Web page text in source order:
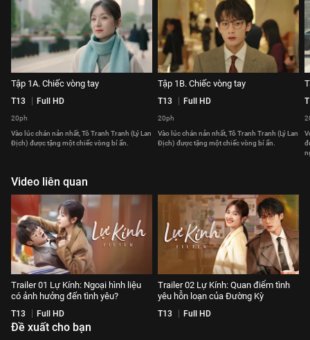
Tập 1A. Chiếc vòng tay
T13 Full HD
20ph
Vào lúc chán nản nhất, Tô Tranh Tranh (Lý Lan
Địch) được tặng một chiếc vòng bí ẩn.
Tập 1B. Chiếc vòng tay
T13 Full HD
20ph
Vào lúc chán nản nhất, Tô Tranh Tranh (Lý Lan
Địch) được tặng một chiếc vòng bí ẩn.
Video liên quan
Trailer 01 Lự Kính: Ngoại hình liệu
có ảnh hưởng đến tình yêu?
T13 Full HD
Trailer 02 Lự Kính: Quan điểm tình
yêu hỗn loạn của Đường Kỳ
T13 Full HD
Đề xuất cho bạn